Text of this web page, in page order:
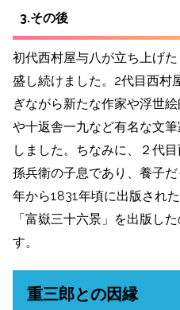
3.その後
初代西村屋与八が立ち上げ
盛し続けました。2代目西村
ぎながら新たな作家や浮世
や十返舎一九など有名な文
しました。ちなみに、２代
孫兵衛の子息であり、養子
年から1831年頃に出版され
「富嶽三十六景」を出版し
す。
重三郎との因縁